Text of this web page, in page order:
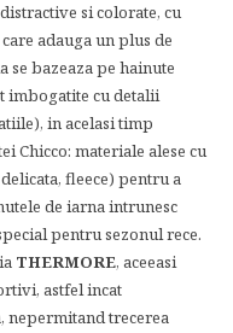
si colorate, cu
adauga un plus de
se bazeaza pe hainute
imbogatite cu detalii
in acelasi timp
Chicco: materiale alese cu
fleece) pentru a
de iarna intrunesc
pentru sezonul rece.
THERMORE, aceeasi
astfel incat
trecerea